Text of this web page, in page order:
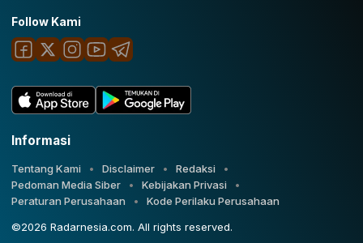
Follow Kami
Informasi
Tentang Kami Disclaimer
Redaksi
Pedoman Media Siber
Kebijakan Privasi
Peraturan Perusahaan
Kode Perilaku Perusahaan
©2026 Radarnesia.com. All rights reserved.